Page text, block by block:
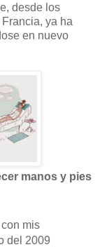
desde los
ya ha
en nuevo
manos y pies
mis
del 2009